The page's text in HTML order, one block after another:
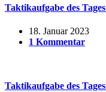
Taktikaufgabe des
18. Januar 2023
1 Kommentar
Taktikaufgabe des